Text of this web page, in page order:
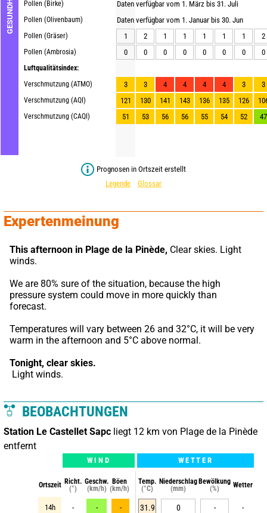
GESUNDHEIT
Pollen (Birke)
Pollen (Olivenbaum)
Pollen (Gräser)
Pollen (Ambrosia)
Luftqualitätsindex:
Verschmutzung (ATMO)
Verschmutzung (AQI)
Verschmutzung (CAQI)
Daten verfügbar vom 1. März bis 31. Juli
Daten verfügbar vom 1. Januar bis 30. Jun
1
2 1 1 1 1 1
2
0
0 0 0 0 0 0 0
3 3 4 4 4 4 3
3
121
130 141 143 136 135 126
51
53 56 56 55 54 52 47
Prognosen in Ortszeit erstellt
Legende
Glossar
Expertenmeinung
This afternoon in Plage de la Pinède, Clear skies. Light
winds.
We are 80% sure of the situation, because the high
pressure system could move in more quickly than
forecast.
Temperatures will vary between 26 and 32°C, it will be very
warm in the afternoon and 5°C above normal.
Tonight, clear skies.
Light winds.
BEOBACHTUNGEN
Station Le Castellet Sapc liegt 12 km von Plage de la Pinède
entfernt
WIND WETTER
Ortszeit Richt.
(°)
Geschw.
(km/h)
Böen
(km/h)
Temp.
(°C)
Niederschlag
(mm)
Bewölkung
(%)
Wetter
14h - - - 31.9 0 - -